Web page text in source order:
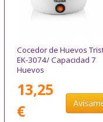
Cocedor de Huevos
EK-3074/ Capacidad 7
Huevos
13,25
€